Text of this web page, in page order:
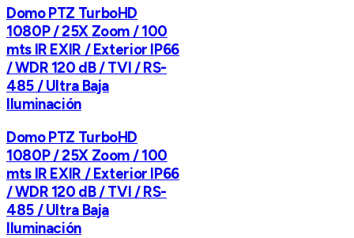
Domo PTZ TurboHD
1080P / 25X Zoom / 100
mts IR EXIR / Exterior IP66
/ WDR 120 dB / TVI / RS-
485 / Ultra Baja
Iluminación
Domo PTZ TurboHD
1080P / 25X Zoom / 100
mts IR EXIR / Exterior IP66
/ WDR 120 dB / TVI / RS-
485 / Ultra Baja
Iluminación